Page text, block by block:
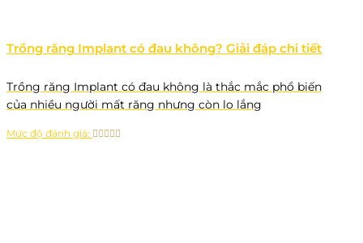
Trồng răng Implant có đau không? Giải đáp chi tiết
Trồng răng Implant có đau không là thắc mắc phổ biến
của nhiều người mất răng nhưng còn lo lắng
Mức độ đánh giá: